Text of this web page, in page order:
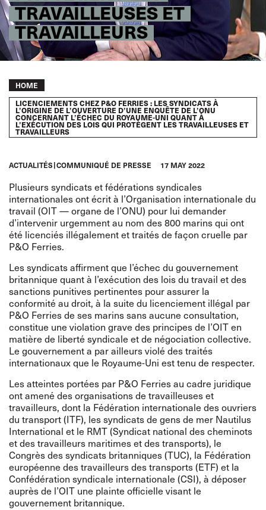
TRAVAILLEUSES ET
TRAVAILLEURS
Breadcrumb
HOME
LICENCIEMENTS CHEZ P&O FERRIES : LES SYNDICATS À
L’ORIGINE DE L’OUVERTURE D’UNE ENQUÊTE DE L’ONU
CONCERNANT L’ÉCHEC DU ROYAUME-UNI QUANT À
L’EXÉCUTION DES LOIS QUI PROTÈGENT LES TRAVAILLEUSES ET
TRAVAILLEURS
ACTUALITÉS COMMUNIQUÉ DE PRESSE 17 MAY 2022
Plusieurs syndicats et fédérations syndicales
internationales ont écrit à l’Organisation internationale du
travail (OIT — organe de l’ONU) pour lui demander
d’intervenir urgemment au nom des 800 marins qui ont
été licenciés illégalement et traités de façon cruelle par
P&O Ferries.
Les syndicats affirment que l’échec du gouvernement
britannique quant à l’exécution des lois du travail et des
sanctions punitives pertinentes pour assurer la
conformité au droit, à la suite du licenciement illégal par
P&O Ferries de ses marins sans aucune consultation,
constitue une violation grave des principes de l’OIT en
matière de liberté syndicale et de négociation collective.
Le gouvernement a par ailleurs violé des traités
internationaux que le Royaume-Uni est tenu de respecter.
Les atteintes portées par P&O Ferries au cadre juridique
ont amené des organisations de travailleuses et
travailleurs, dont la Fédération internationale des ouvriers
du transport (ITF), les syndicats de gens de mer Nautilus
International et le RMT (Syndicat national des cheminots
et des travailleurs maritimes et des transports), le
Congrès des syndicats britanniques (TUC), la Fédération
européenne des travailleurs des transports (ETF) et la
Confédération syndicale internationale (CSI), à déposer
auprès de l’OIT une plainte officielle visant le
gouvernement britannique.